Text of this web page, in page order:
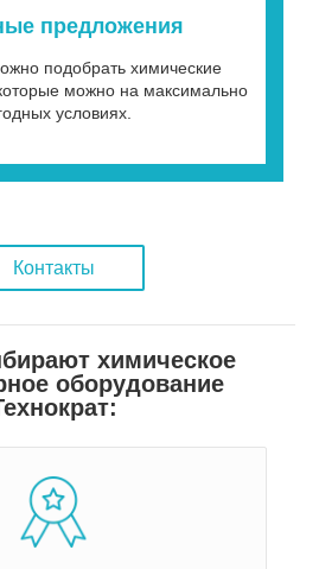
предложения
подобрать химические
можно на максимально
условиях.
Контакты
химическое
оборудование